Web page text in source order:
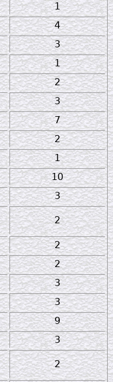
1
4
3
1
2
3
7
2
1
10
3
2
2
2
3
3
9
3
2